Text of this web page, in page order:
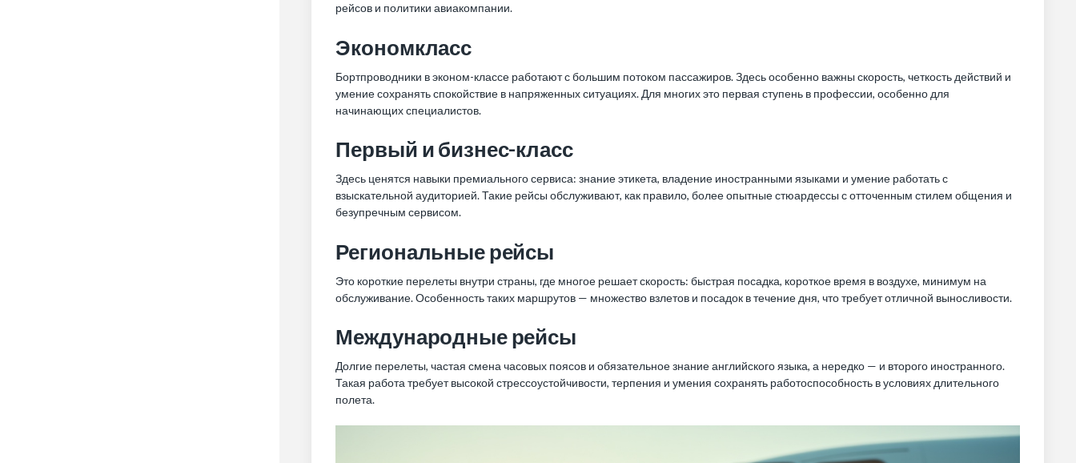
рейсов и политики авиакомпании.
Экономкласс
Бортпроводники в эконом-классе работают с большим потоком пассажиров. Здесь особенно важны скорость, четкость действий и
умение сохранять спокойствие в напряженных ситуациях. Для многих это первая ступень в профессии, особенно для
начинающих специалистов.
Первый и бизнес-класс
Здесь ценятся навыки премиального сервиса: знание этикета, владение иностранными языками и умение работать с
взыскательной аудиторией. Такие рейсы обслуживают, как правило, более опытные стюардессы с отточенным стилем общения и
безупречным сервисом.
Региональные рейсы
Это короткие перелеты внутри страны, где многое решает скорость: быстрая посадка, короткое время в воздухе, минимум на
обслуживание. Особенность таких маршрутов — множество взлетов и посадок в течение дня, что требует отличной выносливости.
Международные рейсы
Долгие перелеты, частая смена часовых поясов и обязательное знание английского языка, а нередко — и второго иностранного.
Такая работа требует высокой стрессоустойчивости, терпения и умения сохранять работоспособность в условиях длительного
полета.